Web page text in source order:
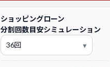
ショッピングローン
分割回数目安シミュレーション